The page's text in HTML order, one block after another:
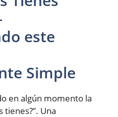
este
Simple
en algún momento la
tienes?”. Una